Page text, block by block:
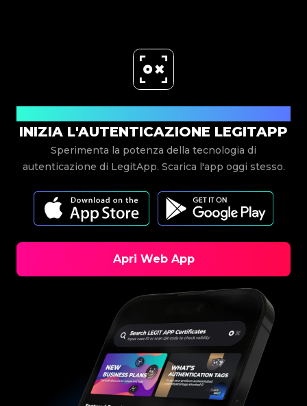
INIZIA L'AUTENTICAZIONE LEGITAPP
Sperimenta la potenza della tecnologia di
autenticazione di LegitApp. Scarica l'app oggi stesso.
Apri Web App